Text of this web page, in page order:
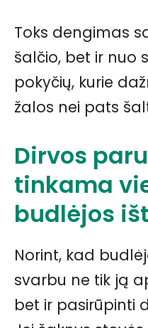
Toks dengimas
šalčio, bet ir nuo
pokyčių, kurie
žalos nei pats
Dirvos
tinkama
budlėjos
Norint, kad
svarbu ne tik ją
bet ir pasirūpinti